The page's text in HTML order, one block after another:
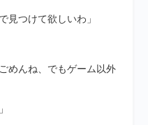
見つけて欲しいわ」
めんね、でもゲーム以外